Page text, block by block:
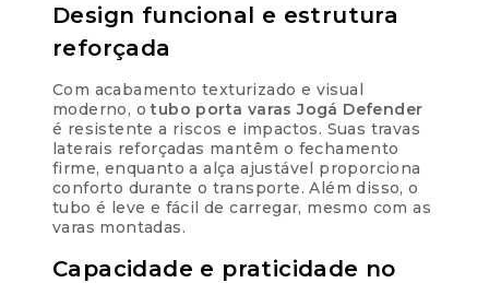
10x de R$31,79
com juros
11x deR$29,03
com juros
R$319,33
12x deR$26,74
com juros
R$320,88
Design funcional e estrutura
reforçada
Com acabamento texturizado e visual
moderno, otubo porta varas Jogá Defender
é resistente a riscos e impactos. Suas travas
laterais reforçadas mantêm o fechamento
firme, enquanto a alça ajustável proporciona
conforto durante o transporte. Além disso, o
tubo é leve e fácil de carregar, mesmo com as
varas montadas.
Capacidade e praticidade no